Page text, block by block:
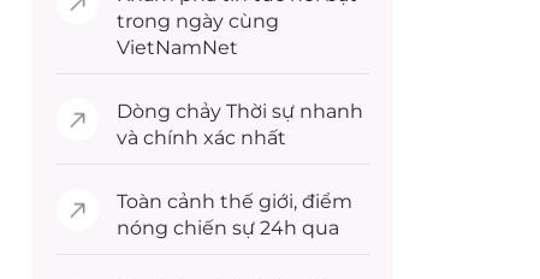
trong ngày cùng
VietNamNet
Dòng chảy Thời sự nhanh
và chính xác nhất
Toàn cảnh thế giới, điểm
nóng chiến sự 24h qua